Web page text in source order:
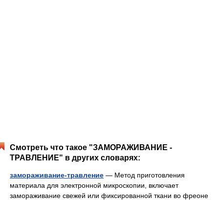
Смотреть что такое "ЗАМОРАЖИВАНИЕ -
ТРАВЛЕНИЕ" в других словарях:
замораживание-травление — Метод приготовления
материала для электронной микроскопии, включает
замораживание свежей или фиксированной ткани во фреоне